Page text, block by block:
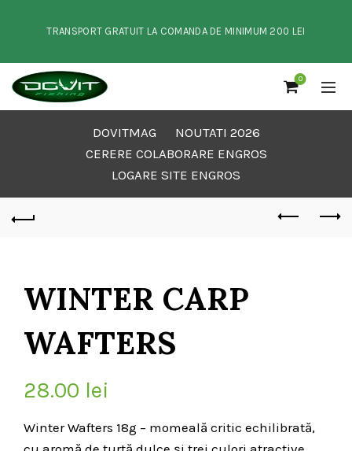
TRANSPORT GRATUIT LA COMANDA DE MINIMUM 200 LEI
0
DOVITMAG
NOUTATI 2026
CERERE COLABORARE ENGROS
LOGARE SITE ENGROS
WINTER CARP
WAFTERS
28.00 lei
Winter Wafters 18g – momeală critic echilibrată,